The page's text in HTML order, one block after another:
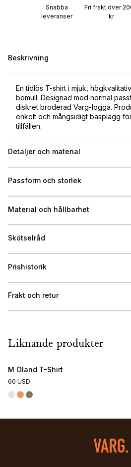
Snabba
leveranser
Fri frakt över
kr
Beskrivning
En tidlös T-shirt i mjuk,
bomull. Designad med normal
diskret broderad Varg-logga.
enkelt och mångsidigt basplagg
tillfällen.
Detaljer och material
Passform och storlek
Material och hållbarhet
Skötselråd
Prishistorik
Frakt och retur
Liknande produkter
M Öland T-Shirt
60 USD